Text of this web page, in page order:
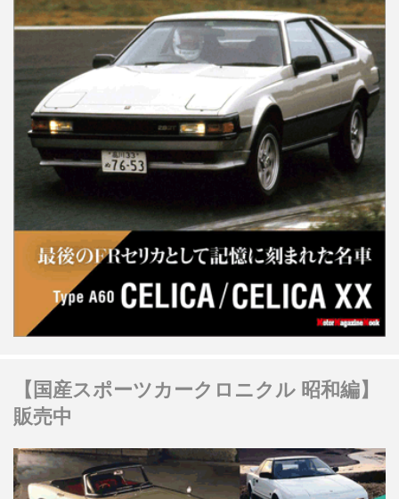
【国産スポーツカークロニクル 昭和編】
販売中